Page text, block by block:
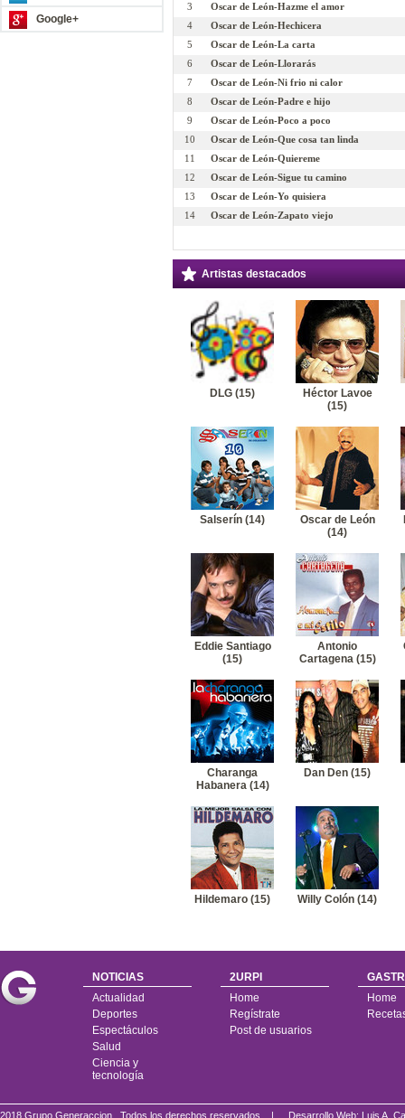
Google+
3
Oscar de León-Hazme el amor
4
Oscar de León-Hechicera
5
Oscar de León-La carta
6
Oscar de León-Llorarás
7
Oscar de León-Ni frio ni calor
8
Oscar de León-Padre e hijo
9
Oscar de León-Poco a poco
10
Oscar de León-Que cosa tan linda
11
Oscar de León-Quiereme
12
Oscar de León-Sigue tu camino
13
Oscar de León-Yo quisiera
14
Oscar de León-Zapato viejo
Artistas destacados
DLG (15)
Héctor Lavoe
(15)
Salserín (14)
Oscar de León
(14)
Eddie Santiago
(15)
Antonio
Cartagena (15)
Charanga
Habanera (14)
Dan Den (15)
Hildemaro (15) Willy Colón (14)
NOTICIAS
Actualidad
Deportes
Espectáculos
Salud
Ciencia y
tecnología
2URPI
Home
Regístrate
Post de usuarios
Home
2018 Grupo Generaccion . Todos los derechos reservados | Desarrollo Web: Luis